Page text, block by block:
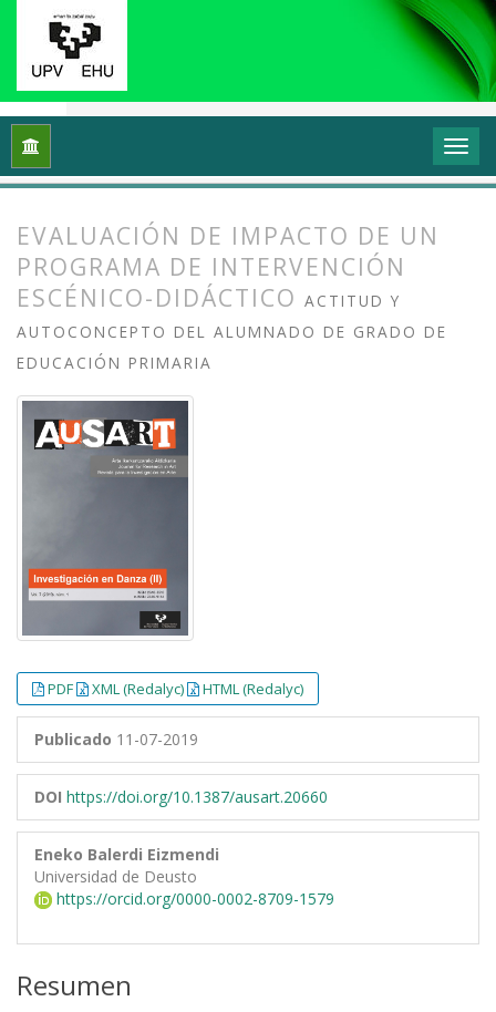
Inicio Vol. 7 Núm. 1 (2019): Investigación en danza
EVALUACIÓN DE IMPACTO DE UN
PROGRAMA DE INTERVENCIÓN
ESCÉNICO-DIDÁCTICO ACTITUD Y
AUTOCONCEPTO DEL ALUMNADO DE GRADO DE
EDUCACIÓN PRIMARIA
PDF XML (Redalyc) HTML (Redalyc)
Publicado 11-07-2019
DOI https://doi.org/10.1387/ausart.20660
Eneko Balerdi Eizmendi
Universidad de Deusto
https://orcid.org/0000-0002-8709-1579
Resumen